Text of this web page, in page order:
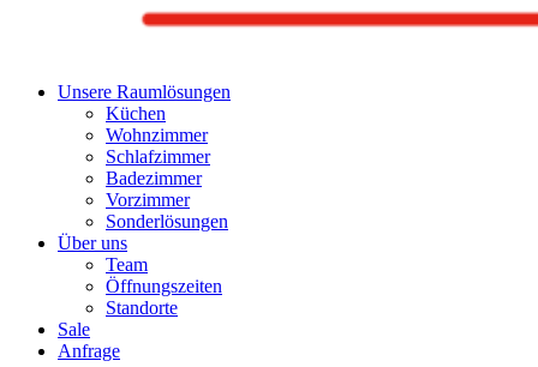
Unsere Raumlösungen
Küchen
Wohnzimmer
Schlafzimmer
Badezimmer
Vorzimmer
Sonderlösungen
Über uns
Team
Öffnungszeiten
Standorte
Sale
Anfrage